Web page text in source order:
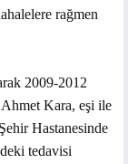
rağmen
2009-2012
Ahmet Kara, eşi ile
Hastanesinde
tedavisi